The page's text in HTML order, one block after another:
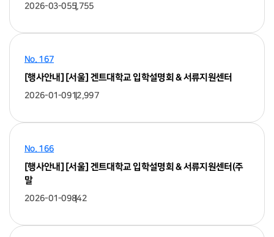
2026-03-055,755
No. 167
[행사안내] [서울] 겐트대학교 입학설명회 & 서류지원센터
2026-01-0912,997
No. 166
[행사안내] [서울] 겐트대학교 입학설명회 & 서류지원센터(주
말
2026-01-09842